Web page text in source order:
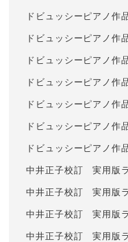
ドビュッシーピアノ作
ドビュッシーピアノ作
ドビュッシーピアノ作
ドビュッシーピアノ作
ドビュッシーピアノ作
ドビュッシーピアノ作
ドビュッシーピアノ作
中井正子校訂 実用版
中井正子校訂 実用版
中井正子校訂 実用版
中井正子校訂 実用版